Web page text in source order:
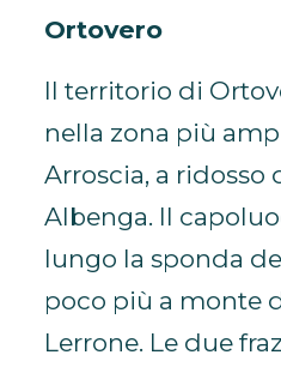
Ortovero
Il territorio di
nella zona più
Arroscia, a ridosso
Albenga. Il
lungo la sponda
poco più a monte
Lerrone. Le due